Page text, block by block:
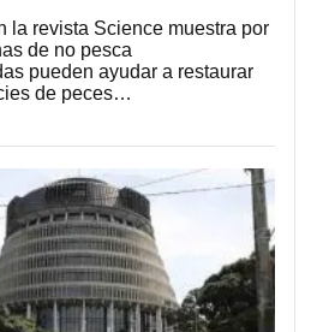
la revista Science muestra por
de no pesca
pueden ayudar a restaurar
de peces…